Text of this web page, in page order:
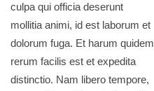
culpa qui officia deserunt
mollitia animi, id est laborum et
dolorum fuga. Et harum quidem
rerum facilis est et expedita
distinctio. Nam libero tempore,